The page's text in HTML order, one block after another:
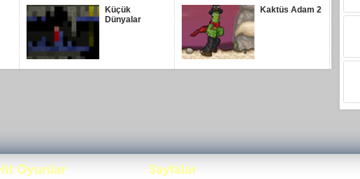
Küçük
Dünyalar
Kaktüs Adam 2